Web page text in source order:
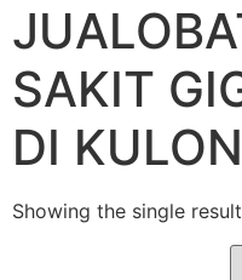
SAKIT
DI
Showing the single result